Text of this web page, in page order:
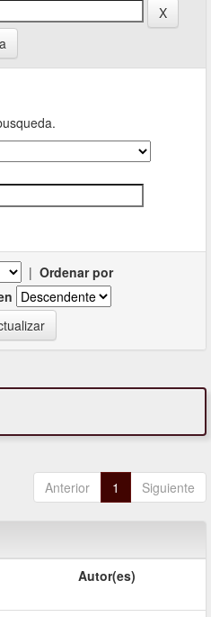
| Ordenar por
Anterior 1 Siguiente
Autor(es)